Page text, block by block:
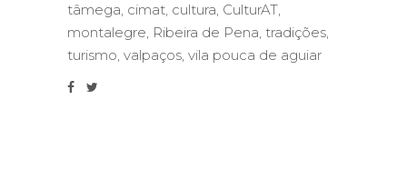
tâmega, cimat, cultura, CulturAT,
montalegre, Ribeira de Pena, tradições,
turismo, valpaços, vila pouca de aguiar